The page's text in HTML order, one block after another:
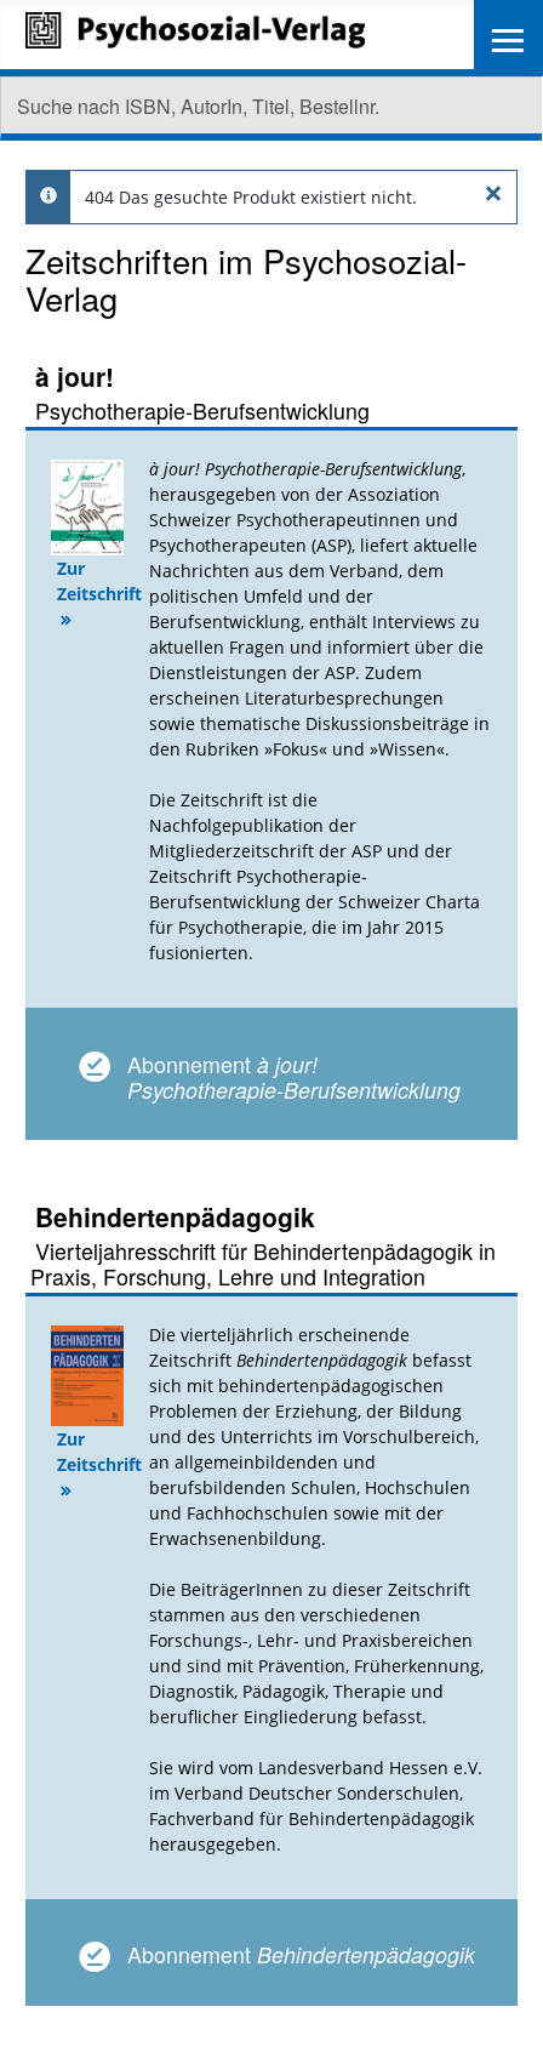
×
info 404 Das gesuchte Produkt existiert nicht.
Zeitschriften im Psychosozial-
Verlag
à jour!
Psychotherapie-Berufsentwicklung
Zur
Zeitschrift
à jour! Psychotherapie-Berufsentwicklung,
herausgegeben von der Assoziation
Schweizer Psychotherapeutinnen und
Psychotherapeuten (ASP), liefert aktuelle
Nachrichten aus dem Verband, dem
politischen Umfeld und der
Berufsentwicklung, enthält Interviews zu
aktuellen Fragen und informiert über die
Dienstleistungen der ASP. Zudem
erscheinen Literaturbesprechungen
sowie thematische Diskussionsbeiträge in
den Rubriken »Fokus« und »Wissen«.
Die Zeitschrift ist die
Nachfolgepublikation der
Mitgliederzeitschrift der ASP und der
Zeitschrift Psychotherapie-
Berufsentwicklung der Schweizer Charta
für Psychotherapie, die im Jahr 2015
fusionierten.
Abonnement à jour!
Psychotherapie-Berufsentwicklung
Behindertenpädagogik
Vierteljahresschrift für Behindertenpädagogik in
Praxis, Forschung, Lehre und Integration
Zur
Zeitschrift
Die vierteljährlich erscheinende
Zeitschrift Behindertenpädagogikbefasst
sich mit behindertenpädagogischen
Problemen der Erziehung, der Bildung
und des Unterrichts im Vorschulbereich,
an allgemeinbildenden und
berufsbildenden Schulen, Hochschulen
und Fachhochschulen sowie mit der
Erwachsenenbildung.
Die BeiträgerInnen zu dieser Zeitschrift
stammen aus den verschiedenen
Forschungs-, Lehr- und Praxisbereichen
und sind mit Prävention, Früherkennung,
Diagnostik, Pädagogik, Therapie und
beruflicher Eingliederung befasst.
Sie wird vom Landesverband Hessen e.V.
im Verband Deutscher Sonderschulen,
Fachverband für Behindertenpädagogik
herausgegeben.
Abonnement Behindertenpädagogik
≡